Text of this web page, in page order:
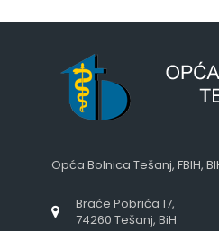
Opća Bolnica Tešanj, FBIH,
Braće Pobrića 17,
74260 Tešanj, BiH